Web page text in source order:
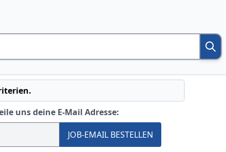
uns deine E-Mail Adresse:
JOB-EMAIL BESTELLEN